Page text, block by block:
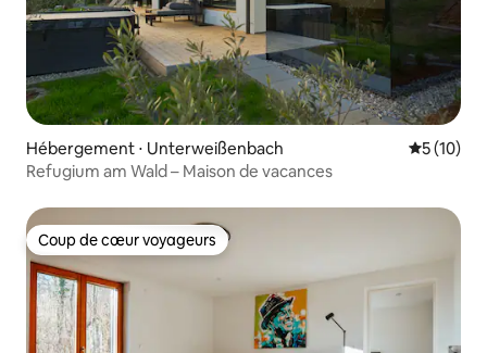
Hébergement ⋅ Unterweißenbach
5 (10)
Refugium am Wald – Maison de vacances
Coup de cœur voyageurs
Coup de cœur voyageurs